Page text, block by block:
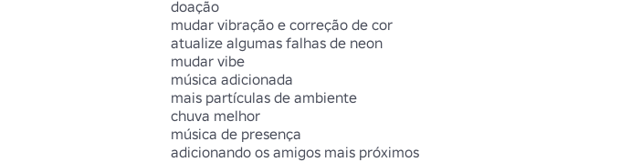
doação
mudar vibração e correção de cor
atualize algumas falhas de neon
mudar vibe
música adicionada
mais partículas de ambiente
chuva melhor
música de presença
adicionando os amigos mais próximos